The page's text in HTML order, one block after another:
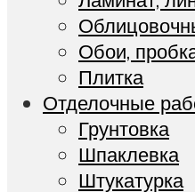
Обои,
Плитка
Отделочные
Грунтовка
Шпаклевка
Штукатурка